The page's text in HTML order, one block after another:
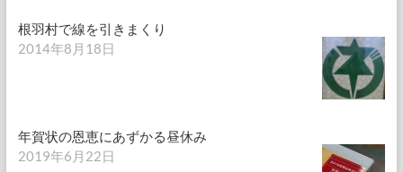
根羽村で線を引きまくり
2014年8月18日
年賀状の恩恵にあずかる昼休み
2019年6月22日